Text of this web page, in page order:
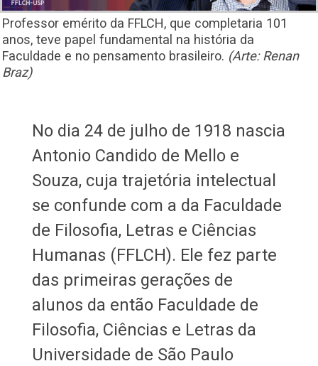
Professor emérito da FFLCH, que completaria 101
anos, teve papel fundamental na história da
Faculdade e no pensamento brasileiro. (Arte: Renan
Braz)
No dia 24 de julho de 1918 nascia
Antonio Candido de Mello e
Souza, cuja trajetória intelectual
se confunde com a da Faculdade
de Filosofia, Letras e Ciências
Humanas (FFLCH). Ele fez parte
das primeiras gerações de
alunos da então Faculdade de
Filosofia, Ciências e Letras da
Universidade de São Paulo